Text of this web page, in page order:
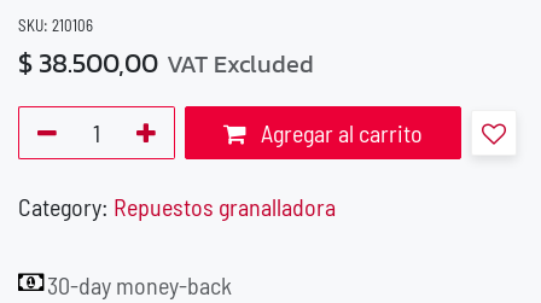
SKU: 210106
$38.500,00 VAT Excluded
Agregar al carrito
Category: Repuestos granalladora
30-day money-back